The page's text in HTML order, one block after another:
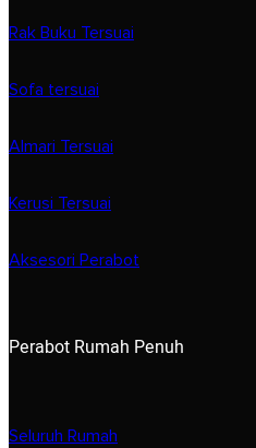
Rak Buku Tersuai
Sofa tersuai
Almari Tersuai
Kerusi Tersuai
Aksesori Perabot
Perabot Rumah Penuh
Seluruh Rumah